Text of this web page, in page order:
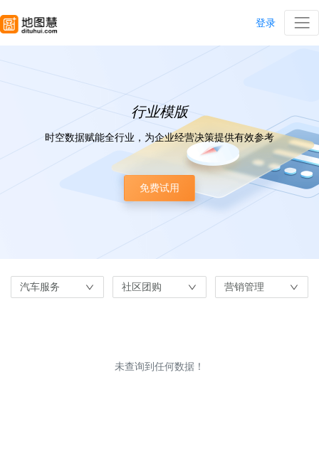
登录
行业模版
时空数据赋能全行业，为企业经营决策提供有效参考
免费试用
汽车服务 社区团购 营销管理
未查询到任何数据！